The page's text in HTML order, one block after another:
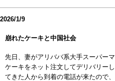
2026/1/9
崩れたケーキと中国社会
先日、妻がアリババ系大手スーパー
ケーキをネット注文してデリバリー
てきた人から到着の電話が来たので